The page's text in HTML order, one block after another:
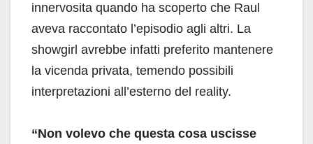
innervosita quando ha scoperto che Raul
aveva raccontato l’episodio agli altri. La
showgirl avrebbe infatti preferito mantenere
la vicenda privata, temendo possibili
interpretazioni all’esterno del reality.
“Non volevo che questa cosa uscisse